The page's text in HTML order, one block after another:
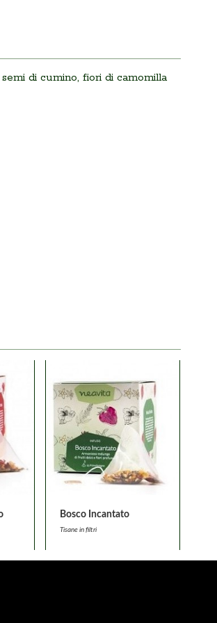
di cumino, fiori di camomilla
Bosco Incantato
Tisane in filtri